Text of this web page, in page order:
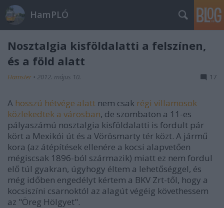
HamPLÓ
Nosztalgia kisföldalatti a felszínen,
és a föld alatt
Hamster • 2012. május 10. 17
A hosszú hétvége alatt nem csak régi villamosok
közlekedtek a városban, de szombaton a 11-es
pályaszámú nosztalgia kisföldalatti is fordult pár
kört a Mexikói út és a Vörösmarty tér közt. A jármű
kora (az átépítések ellenére a kocsi alapvetően
mégiscsak 1896-ból származik) miatt ez nem fordul
elő túl gyakran, úgyhogy éltem a lehetőséggel, és
még időben engedélyt kértem a BKV Zrt-től, hogy a
kocsiszíni csarnoktól az alagút végéig követhessem
az "Öreg Hölgyet".